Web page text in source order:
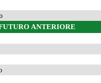
ANTERIORE